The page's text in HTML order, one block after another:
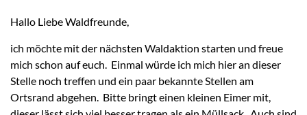
Hallo Liebe Waldfreunde,
ich möchte mit der nächsten Waldaktion starten und freue
mich schon auf euch. Einmal würde ich mich hier an dieser
Stelle noch treffen und ein paar bekannte Stellen am
Ortsrand abgehen. Bitte bringt einen kleinen Eimer mit,